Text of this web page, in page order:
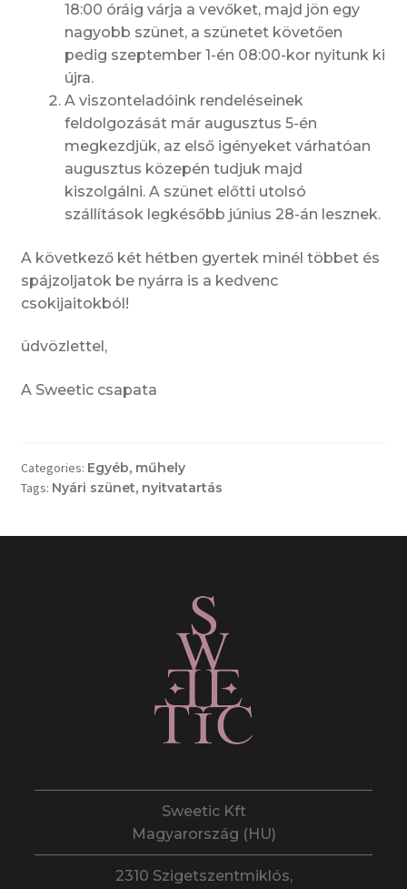
18:00 óráig várja a vevőket, majd jön egy
nagyobb szünet, a szünetet követően
pedig szeptember 1-én 08:00-kor nyitunk ki
újra.
A viszonteladóink rendeléseinek
feldolgozását már augusztus 5-én
megkezdjük, az első igényeket várhatóan
augusztus közepén tudjuk majd
kiszolgálni. A szünet előtti utolsó
szállítások legkésőbb június 28-án lesznek.
A következő két hétben gyertek minél többet és
spájzoljatok be nyárra is a kedvenc
csokijaitokból!
üdvözlettel,
A Sweetic csapata
Categories: Egyéb, műhely
Tags: Nyári szünet, nyitvatartás
Sweetic Kft
Magyarország (HU)
2310 Szigetszentmiklós,